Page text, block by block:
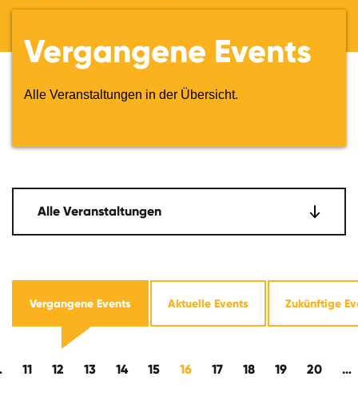
Vergangene Events
Alle Veranstaltungen in der Übersicht.
Vergangene Events Aktuelle Events Zukünftige
Alle Veranstaltungen
11 12 13 14 15 16 17 18 19 20 …